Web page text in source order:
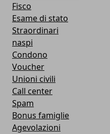
Fisco
Esame di stato
Straordinari
naspi
Condono
Voucher
Unioni civili
Call center
Spam
Bonus famiglie
Agevolazioni